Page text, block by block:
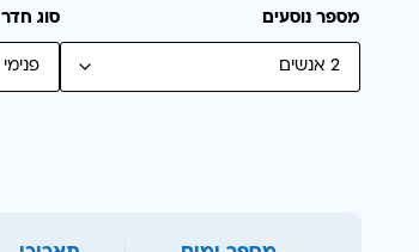
מספר נוסעים סוג חדר